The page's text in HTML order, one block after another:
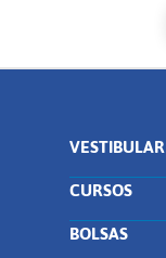
VESTIBULAR
CURSOS
BOLSAS